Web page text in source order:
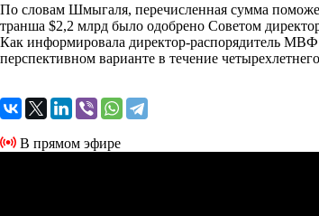
По словам Шмыгаля, перечисленная сумма
транша $2,2 млрд было одобрено Советом
Как информировала директор-распорядитель
перспективном варианте в течение
В прямом эфире